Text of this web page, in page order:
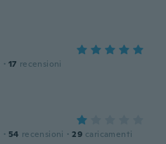
· 17 recensioni
· 54 recensioni · 29 caricamenti